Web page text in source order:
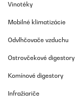
Vinotéky
Mobilné klimatizácie
Odvlhčovače vzduchu
Ostrovčekové digestory
Komínové digestory
Infražiariče